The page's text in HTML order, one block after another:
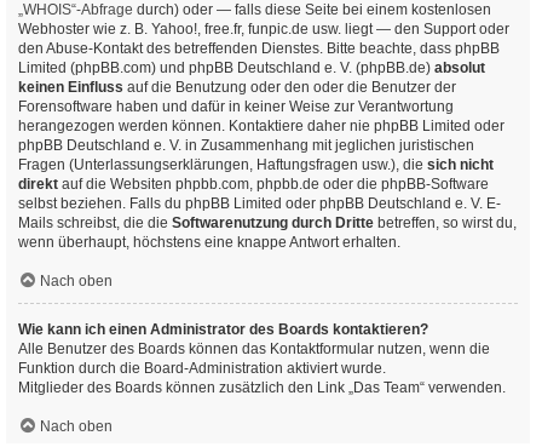
„WHOIS“-Abfrage durch) oder — falls diese Seite bei einem kostenlosen
Webhoster wie z. B. Yahoo!, free.fr, funpic.de usw. liegt — den Support oder
den Abuse-Kontakt des betreffenden Dienstes. Bitte beachte, dass phpBB
Limited (phpBB.com) und phpBB Deutschland e. V. (phpBB.de) absolut
keinen Einfluss auf die Benutzung oder den oder die Benutzer der
Forensoftware haben und dafür in keiner Weise zur Verantwortung
herangezogen werden können. Kontaktiere daher nie phpBB Limited oder
phpBB Deutschland e. V. in Zusammenhang mit jeglichen juristischen
Fragen (Unterlassungserklärungen, Haftungsfragen usw.), die sich nicht
direkt auf die Websiten phpbb.com, phpbb.de oder die phpBB-Software
selbst beziehen. Falls du phpBB Limited oder phpBB Deutschland e. V. E-
Mails schreibst, die die Softwarenutzung durch Dritte betreffen, so wirst du,
wenn überhaupt, höchstens eine knappe Antwort erhalten.
Nach oben
Wie kann ich einen Administrator des Boards kontaktieren?
Alle Benutzer des Boards können das Kontaktformular nutzen, wenn die
Funktion durch die Board-Administration aktiviert wurde.
Mitglieder des Boards können zusätzlich den Link „Das Team“ verwenden.
Nach oben